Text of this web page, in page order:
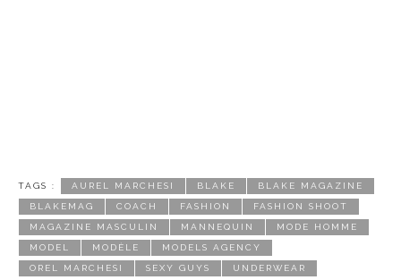
TAGS : AUREL MARCHESI BLAKE BLAKE MAGAZINE
BLAKEMAG COACH FASHION FASHION SHOOT
MAGAZINE MASCULIN MANNEQUIN MODE HOMME
MODEL MODÈLE MODELS AGENCY
OREL MARCHESI SEXY GUYS UNDERWEAR